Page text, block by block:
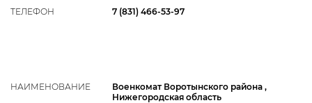
ТЕЛЕФОН 7 (831) 466-53-97
НАИМЕНОВАНИЕ
Военкомат Воротынского района ,
Нижегородская область